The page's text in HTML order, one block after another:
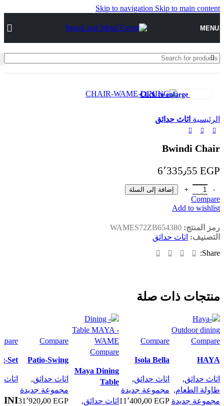
Skip to navigation Skip to main content
MENU
Click to enlarge
الرئيسية اثاث حدائق
Bwindi Chair
6٬335٫55 EGP
إضافة إلى السلة
Compare
Add to wishlist
رمز المنتج: WAMES72ZB654380
التصنيف: اثاث حدائق
Share:
منتجات ذات صلة
Compare
HAYA
اثاث حدائق,
طاولة الطعام,
مجموعة جديدة
Compare
Isola Bella
اثاث حدائق,
مجموعة جديدة
11٬400٫00 EGP
Compare
Maya Dining
Table
اثاث حدائق,
Compare
Patio-Swing
اثاث حدائق,
مجموعة جديدة
31٬920٫00 EGP
Set
اثاث